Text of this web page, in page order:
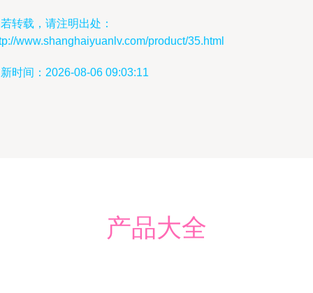
转载，请注明出处：
www.shanghaiyuanlv.com/product/35.html
时间：2026-08-06 09:03:11
产品大全